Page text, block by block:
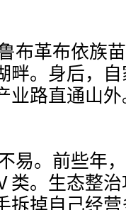
布革布依族
畔。身后，
业路直通山
易。前些年
。生态整
拆掉自己经